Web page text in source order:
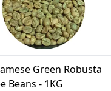
Green Robusta
Beans - 1KG